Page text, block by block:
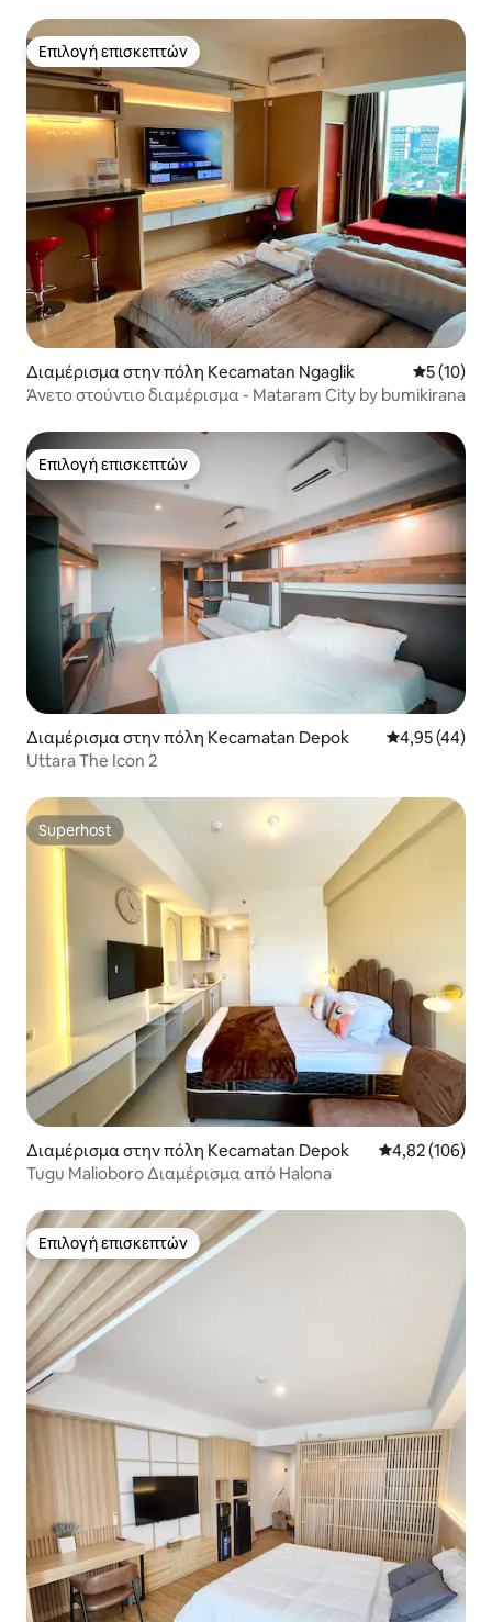
Επιλογή επισκεπτών
Επιλογή επισκεπτών
Διαμέρισμα στην πόλη Kecamatan Ngaglik Μέση
5 (10)
Άνετο στούντιο διαμέρισμα - Mataram City by bumikirana
Επιλογή επισκεπτών
Επιλογή επισκεπτών
Διαμέρισμα στην πόλη Kecamatan Depok Μέση
4,95 (44)
Uttara The Icon 2
Superhost
Superhost
Διαμέρισμα στην πόλη Kecamatan Depok Μέση
4,82 (106)
Tugu Malioboro Διαμέρισμα από Halona
Επιλογή επισκεπτών
Επιλογή επισκεπτών